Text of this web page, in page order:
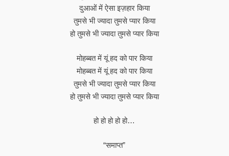
दुआओं में ऐसा इज़हार किया
तुमसे भी ज्यादा तुमसे प्यार किया
हो तुमसे भी ज्यादा तुमसे प्यार किया
मोहब्बत में यूं हद को पार किया
मोहब्बत में यूं हद को पार किया
तुमसे भी ज्यादा तुमसे प्यार किया
हो तुमसे भी ज्यादा तुमसे प्यार किया
हो हो हो हो हो…
“समाप्त”